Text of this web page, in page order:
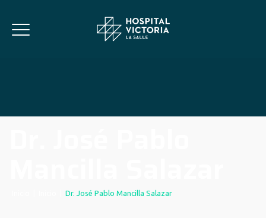
Dr. José Pablo Mancilla Salazar